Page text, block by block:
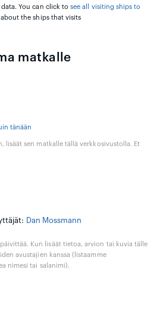
data. You can click tosee all visiting ships to
about the ships that visits
matkalle
tänään
lisäät sen matkalle tällä verkkosivustolla. Et
Dan Mossmann
Kun lisäät tietoa, arvion tai kuvia tälle
avustajien kanssa (listaamme
nimesi tai salanimi).